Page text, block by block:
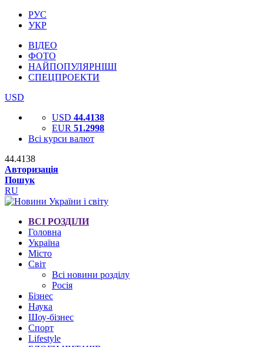
РУС
УКР
ВІДЕО
ФОТО
НАЙПОПУЛЯРНІШІ
СПЕЦПРОЕКТИ
USD
USD 44.4138
EUR 51.2998
Всі курси валют
44.4138
Авторизація
Пошук
RU
ВСІ РОЗДІЛИ
Головна
Україна
Місто
Світ
Всі новини розділу
Росія
Бізнес
Наука
Шоу-бізнес
Спорт
Lifestyle